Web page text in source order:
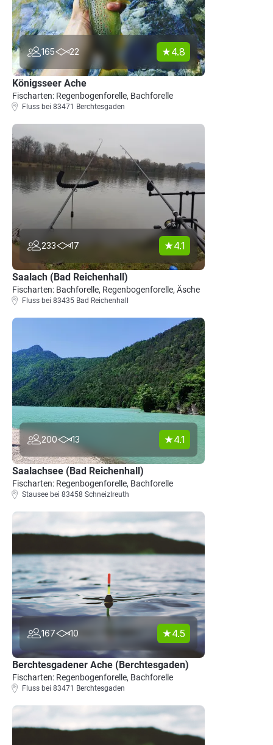
165 22 4.8
Königsseer Ache
Fischarten: Regenbogenforelle, Bachforelle
Fluss bei 83471 Berchtesgaden
233 17 4.1
Saalach (Bad Reichenhall)
Fischarten: Bachforelle, Regenbogenforelle, Äsche
Fluss bei 83435 Bad Reichenhall
200 13 4.1
Saalachsee (Bad Reichenhall)
Fischarten: Regenbogenforelle, Bachforelle
Stausee bei 83458 Schneizlreuth
167 10 4.5
Berchtesgadener Ache (Berchtesgaden)
Fischarten: Regenbogenforelle, Bachforelle
Fluss bei 83471 Berchtesgaden